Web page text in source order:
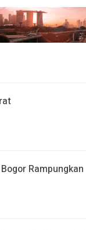
Rampungkan